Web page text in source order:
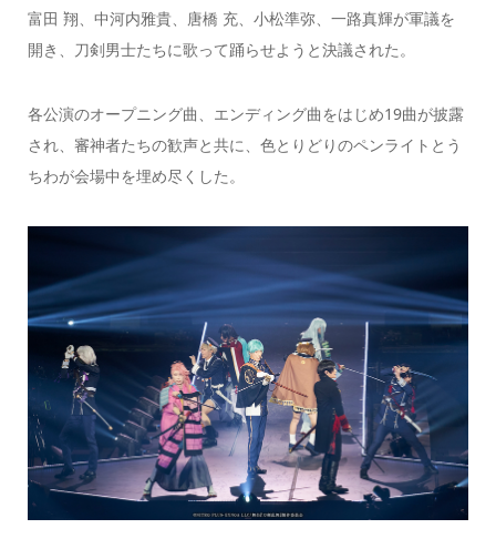
富田 翔、中河内雅貴、唐橋 充、小松準弥、一路真輝が軍議を
開き、刀剣男士たちに歌って踊らせようと決議された。
各公演のオープニング曲、エンディング曲をはじめ19曲が披露
され、審神者たちの歓声と共に、色とりどりのペンライトとう
ちわが会場中を埋め尽くした。